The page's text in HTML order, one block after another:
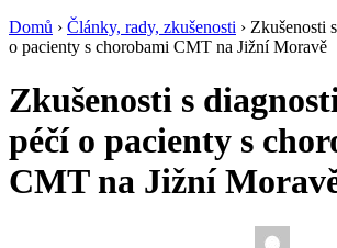
Domů › Články, rady, zkušenosti › Zkušenosti
o pacienty s chorobami CMT na Jižní Moravě
Zkušenosti s
péčí o pacienty s
CMT na Jižní